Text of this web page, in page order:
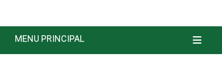
MENU PRINCIPAL